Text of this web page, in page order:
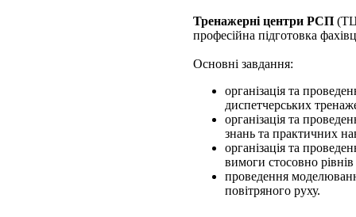
Тренажерні центри РСП (ТЦ
професійна підготовка
Основні завдання:
організація та
диспетчерських
організація та
знань та практичних
організація та
вимоги стосовно
проведення
повітряного руху.